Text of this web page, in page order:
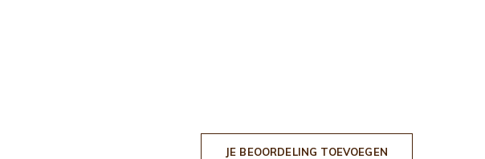
JE BEOORDELING TOEVOEGEN